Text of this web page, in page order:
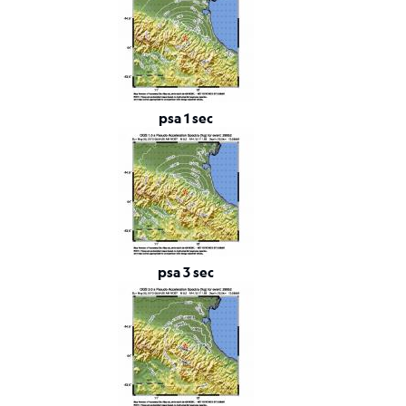
Tensore
Momento
Background
scientifico
Bibliografia
Links
relativi
psa 1 sec
psa 3 sec